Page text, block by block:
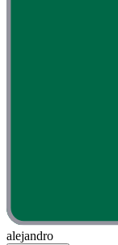
alejandro